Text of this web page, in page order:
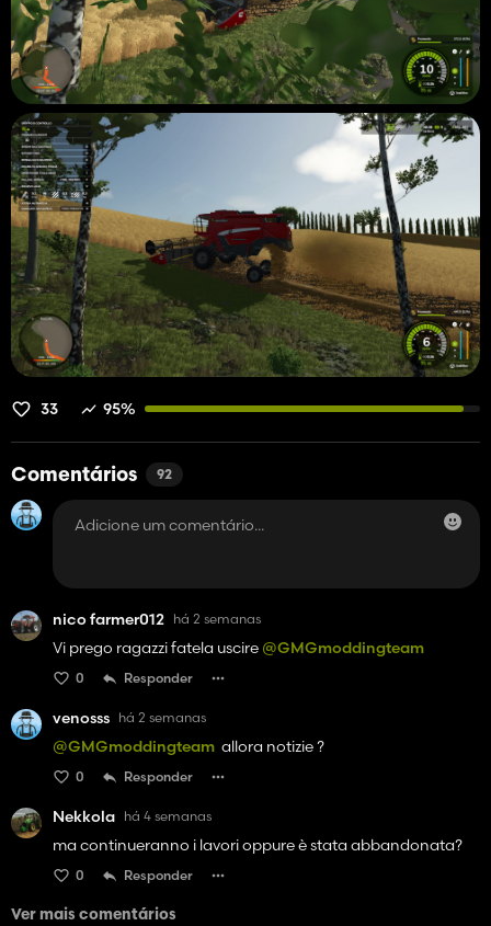
33 95%
Comentários 92
nico farmer012 há 2 semanas
Vi prego ragazzi fatela uscire @GMGmoddingteam
0 Responder
venosss há 2 semanas
@GMGmoddingteam allora notizie ?
0 Responder
Nekkola há 4 semanas
ma continueranno i lavori oppure è stata abbandonata?
0 Responder
Ver mais comentários